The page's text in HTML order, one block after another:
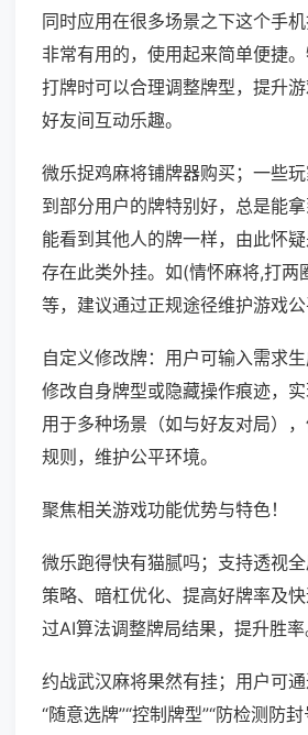
同时应用在很多场景之下这个手
非常有用的，使用起来简单便捷
打牌时可以合理调整牌型，提升
好友间互动乐趣。
微乐捉鸡麻将铺牌器购买；一些
到部分用户的牌特别好，总是能
能看到其他人的牌一样，由此怀
存在此类外挂。如(情怀麻将,打两
等，建议通过正规途径维护游戏公
自定义修改牌：用户可输入需求生
修改自身牌型或隐藏操作痕迹，
用于多种场景（如与好友对局）
规则，维护公平环境。
聚焦相关游戏功能优势与特色！
微乐跑得快有猫腻吗；支持透视
策略、暗杠优化、提高好牌率及
过AI算法调整牌局结果，提升胜率
约战武汉麻将果然有挂；用户可
“随意选牌”“控制牌型”“防检测防